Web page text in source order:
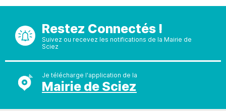
Restez Connectés !
Suivez ou recevez les notifications de la Mairie de
Sciez
Je télécharge l'application de la
Mairie de Sciez